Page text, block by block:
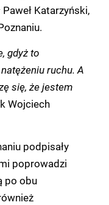
Katarzyński,
gdyż to
ruchu. A
się, że jestem
Wojciech
podpisały
poprowadzi
po obu